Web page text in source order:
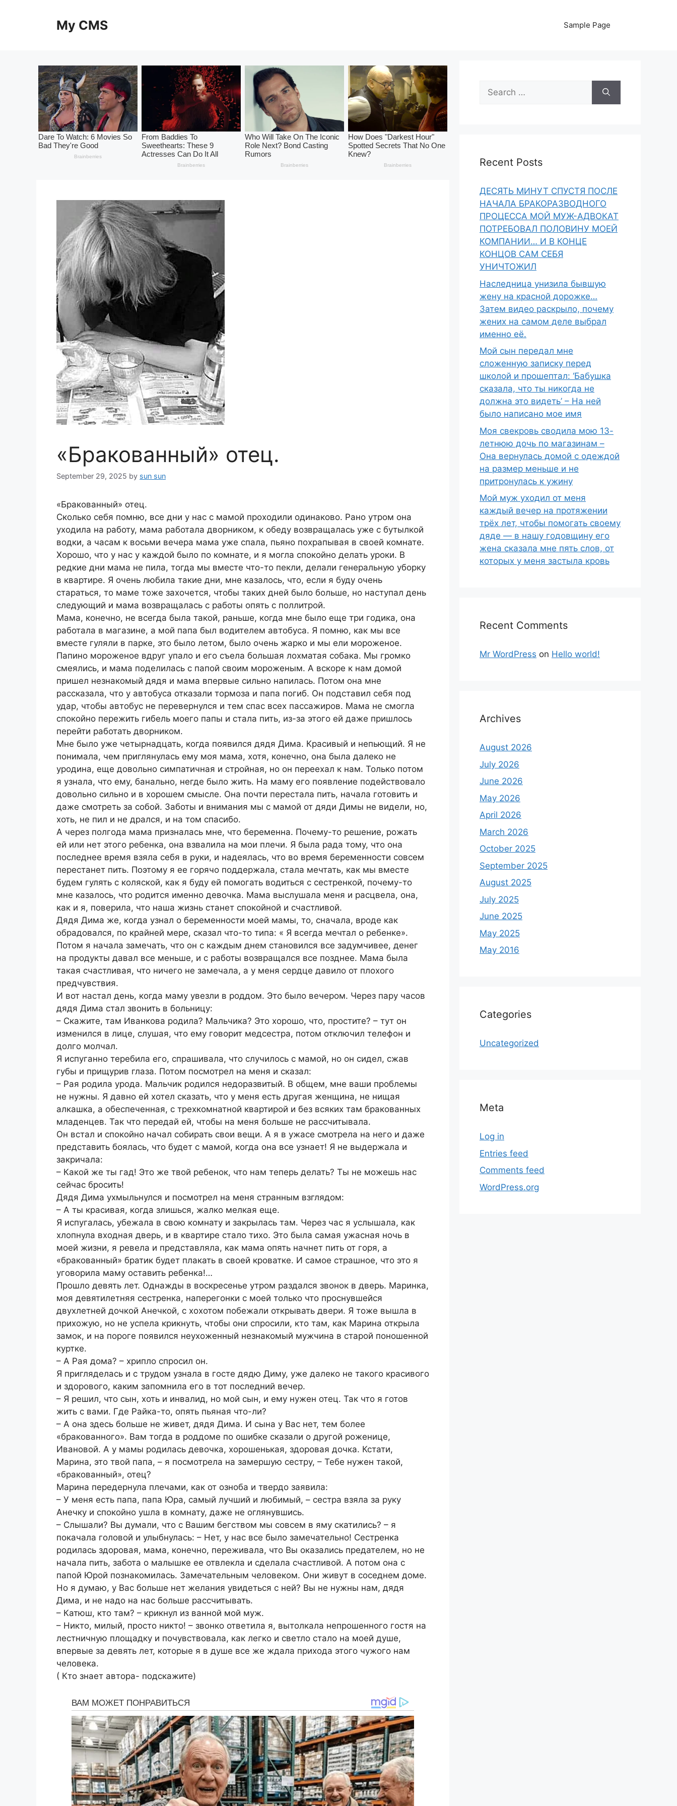
My CMS Sample Page
«Бракованный» отец.
September 29, 2025 by sun sun
«Бракованный» отец.
Сколько себя помню, все дни у нас с мамой проходили одинаково. Рано утром она
уходила на работу, мама работала дворником, к обеду возвращалась уже с бутылкой
водки, а часам к восьми вечера мама уже спала, пьяно похрапывая в своей комнате.
Хорошо, что у нас у каждой было по комнате, и я могла спокойно делать уроки. В
редкие дни мама не пила, тогда мы вместе что-то пекли, делали генеральную уборку
в квартире. Я очень любила такие дни, мне казалось, что, если я буду очень
стараться, то маме тоже захочется, чтобы таких дней было больше, но наступал день
следующий и мама возвращалась с работы опять с поллитрой.
Мама, конечно, не всегда была такой, раньше, когда мне было еще три годика, она
работала в магазине, а мой папа был водителем автобуса. Я помню, как мы все
вместе гуляли в парке, это было летом, было очень жарко и мы ели мороженое.
Папино мороженое вдруг упало и его съела большая лохматая собака. Мы громко
смеялись, и мама поделилась с папой своим мороженым. А вскоре к нам домой
пришел незнакомый дядя и мама впервые сильно напилась. Потом она мне
рассказала, что у автобуса отказали тормоза и папа погиб. Он подставил себя под
удар, чтобы автобус не перевернулся и тем спас всех пассажиров. Мама не смогла
спокойно пережить гибель моего папы и стала пить, из-за этого ей даже пришлось
перейти работать дворником.
Мне было уже четырнадцать, когда появился дядя Дима. Красивый и непьющий. Я не
понимала, чем приглянулась ему моя мама, хотя, конечно, она была далеко не
уродина, еще довольно симпатичная и стройная, но он переехал к нам. Только потом
я узнала, что ему, банально, негде было жить. На маму его появление подействовало
довольно сильно и в хорошем смысле. Она почти перестала пить, начала готовить и
даже смотреть за собой. Заботы и внимания мы с мамой от дяди Димы не видели, но,
хоть, не пил и не дрался, и на том спасибо.
А через полгода мама призналась мне, что беременна. Почему-то решение, рожать
ей или нет этого ребенка, она взвалила на мои плечи. Я была рада тому, что она
последнее время взяла себя в руки, и надеялась, что во время беременности совсем
перестанет пить. Поэтому я ее горячо поддержала, стала мечтать, как мы вместе
будем гулять с коляской, как я буду ей помогать водиться с сестренкой, почему-то
мне казалось, что родится именно девочка. Мама выслушала меня и расцвела, она,
как и я, поверила, что наша жизнь станет спокойной и счастливой.
Дядя Дима же, когда узнал о беременности моей мамы, то, сначала, вроде как
обрадовался, по крайней мере, сказал что-то типа: « Я всегда мечтал о ребенке».
Потом я начала замечать, что он с каждым днем становился все задумчивее, денег
на продукты давал все меньше, и с работы возвращался все позднее. Мама была
такая счастливая, что ничего не замечала, а у меня сердце давило от плохого
предчувствия.
И вот настал день, когда маму увезли в роддом. Это было вечером. Через пару часов
дядя Дима стал звонить в больницу:
– Скажите, там Иванкова родила? Мальчика? Это хорошо, что, простите? – тут он
изменился в лице, слушая, что ему говорит медсестра, потом отключил телефон и
долго молчал.
Я испуганно теребила его, спрашивала, что случилось с мамой, но он сидел, сжав
губы и прищурив глаза. Потом посмотрел на меня и сказал:
– Рая родила урода. Мальчик родился недоразвитый. В общем, мне ваши проблемы
не нужны. Я давно ей хотел сказать, что у меня есть другая женщина, не нищая
алкашка, а обеспеченная, с трехкомнатной квартирой и без всяких там бракованных
младенцев. Так что передай ей, чтобы на меня больше не рассчитывала.
Он встал и спокойно начал собирать свои вещи. А я в ужасе смотрела на него и даже
представить боялась, что будет с мамой, когда она все узнает! Я не выдержала и
закричала:
– Какой же ты гад! Это же твой ребенок, что нам теперь делать? Ты не можешь нас
сейчас бросить!
Дядя Дима ухмыльнулся и посмотрел на меня странным взглядом:
– А ты красивая, когда злишься, жалко мелкая еще.
Я испугалась, убежала в свою комнату и закрылась там. Через час я услышала, как
хлопнула входная дверь, и в квартире стало тихо. Это была самая ужасная ночь в
моей жизни, я ревела и представляла, как мама опять начнет пить от горя, а
«бракованный» братик будет плакать в своей кроватке. И самое страшное, что это я
уговорила маму оставить ребенка!…
Прошло девять лет. Однажды в воскресенье утром раздался звонок в дверь. Маринка,
моя девятилетняя сестренка, наперегонки с моей только что проснувшейся
двухлетней дочкой Анечкой, с хохотом побежали открывать двери. Я тоже вышла в
прихожую, но не успела крикнуть, чтобы они спросили, кто там, как Марина открыла
замок, и на пороге появился неухоженный незнакомый мужчина в старой поношенной
куртке.
– А Рая дома? – хрипло спросил он.
Я пригляделась и с трудом узнала в госте дядю Диму, уже далеко не такого красивого
и здорового, каким запомнила его в тот последний вечер.
– Я решил, что сын, хоть и инвалид, но мой сын, и ему нужен отец. Так что я готов
жить с вами. Где Райка-то, опять пьяная что-ли?
– А она здесь больше не живет, дядя Дима. И сына у Вас нет, тем более
«бракованного». Вам тогда в роддоме по ошибке сказали о другой роженице,
Ивановой. А у мамы родилась девочка, хорошенькая, здоровая дочка. Кстати,
Марина, это твой папа, – я посмотрела на замершую сестру, – Тебе нужен такой,
«бракованный», отец?
Марина передернула плечами, как от озноба и твердо заявила:
– У меня есть папа, папа Юра, самый лучший и любимый, – сестра взяла за руку
Анечку и спокойно ушла в комнату, даже не оглянувшись.
– Слышали? Вы думали, что с Вашим бегством мы совсем в яму скатились? – я
покачала головой и улыбнулась: – Нет, у нас все было замечательно! Сестренка
родилась здоровая, мама, конечно, переживала, что Вы оказались предателем, но не
начала пить, забота о малышке ее отвлекла и сделала счастливой. А потом она с
папой Юрой познакомилась. Замечательным человеком. Они живут в соседнем доме.
Но я думаю, у Вас больше нет желания увидеться с ней? Вы не нужны нам, дядя
Дима, и не надо на нас больше рассчитывать.
– Катюш, кто там? – крикнул из ванной мой муж.
– Никто, милый, просто никто! – звонко ответила я, вытолкала непрошенного гостя на
лестничную площадку и почувствовала, как легко и светло стало на моей душе,
впервые за девять лет, которые я в душе все же ждала прихода этого чужого нам
человека.
( Кто знает автора- подскажите)
Search
for:
Recent Posts
ДЕСЯТЬ МИНУТ СПУСТЯ ПОСЛЕ
НАЧАЛА БРАКОРАЗВОДНОГО
ПРОЦЕССА МОЙ МУЖ-АДВОКАТ
ПОТРЕБОВАЛ ПОЛОВИНУ МОЕЙ
КОМПАНИИ… И В КОНЦЕ
КОНЦОВ САМ СЕБЯ
УНИЧТОЖИЛ
Наследница унизила бывшую
жену на красной дорожке…
Затем видео раскрыло, почему
жених на самом деле выбрал
именно её.
Мой сын передал мне
сложенную записку перед
школой и прошептал: ‘Бабушка
сказала, что ты никогда не
должна это видеть’ – На ней
было написано мое имя
Моя свекровь сводила мою 13-
летнюю дочь по магазинам –
Она вернулась домой с одеждой
на размер меньше и не
притронулась к ужину
Мой муж уходил от меня
каждый вечер на протяжении
трёх лет, чтобы помогать своему
дяде — в нашу годовщину его
жена сказала мне пять слов, от
которых у меня застыла кровь
Recent Comments
Mr WordPress on Hello world!
Archives
August 2026
July 2026
June 2026
May 2026
April 2026
March 2026
October 2025
September 2025
August 2025
July 2025
June 2025
May 2025
May 2016
Categories
Uncategorized
Meta
Log in
Entries feed
Comments feed
WordPress.org